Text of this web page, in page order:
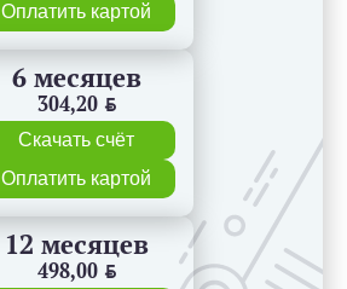
Оплатить картой
6 месяцев
304,20 BYN
Скачать счёт
Оплатить картой
12 месяцев
498,00 BYN